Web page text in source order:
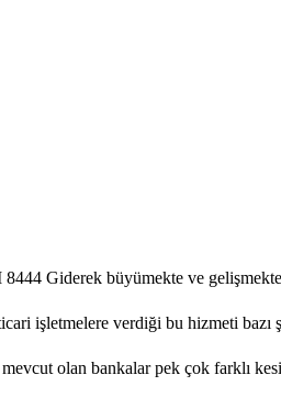
8444 Giderek büyümekte ve
işletmelere verdiği bu hizmeti
olan bankalar pek çok farklı